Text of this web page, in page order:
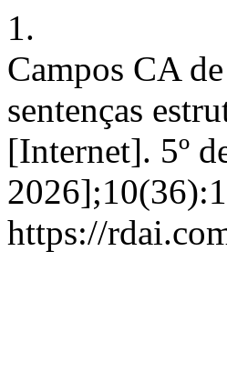
1.
Campos CA
sentenças
[Internet]. 5º
https://